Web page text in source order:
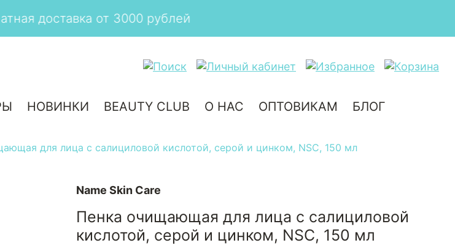
доставка от 3000 рублей
НОВИНКИ BEAUTY CLUB О НАС ОПТОВИКАМ БЛОГ
для лица с салициловой кислотой, серой и цинком, NSC, 150 мл
Name Skin Care
Пенка очищающая для лица с салициловой
кислотой, серой и цинком, NSC, 150 мл